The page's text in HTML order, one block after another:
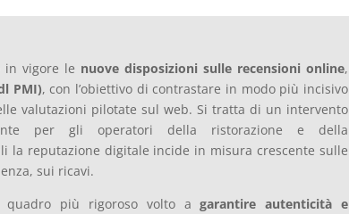
in vigore le nuove disposizioni sulle recensioni online,
PMI), con l’obiettivo di contrastare in modo più incisivo
valutazioni pilotate sul web. Si tratta di un intervento
per gli operatori della ristorazione e della
la reputazione digitale incide in misura crescente sulle
sui ricavi.
quadro più rigoroso volto agarantire autenticità e